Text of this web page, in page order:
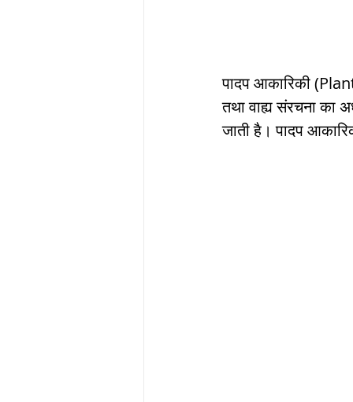
ब्रिटिश सत्ता /
पादप आकारिकी
तथा वाह्य संरचना का
जाती है। पादप